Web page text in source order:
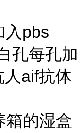
pbs
孔每孔加
aif抗体
箱的湿盒